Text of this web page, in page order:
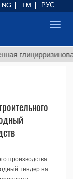
производства
тендер на
TM РУС